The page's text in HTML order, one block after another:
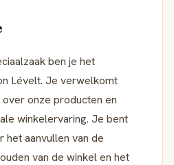
ben je het
Lévelt. Je verwelkomt
onze producten en
winkelervaring. Je bent
aanvullen van de
van de winkel en het